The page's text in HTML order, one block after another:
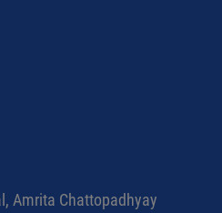
Amrita Chattopadhyay